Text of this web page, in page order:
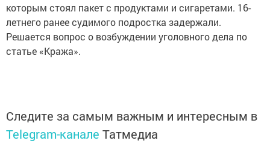
которым стоял пакет с продуктами и сигаретами. 16-
летнего ранее судимого подростка задержали.
Решается вопрос о возбуждении уголовного дела по
статье «Кража».
Следите за самым важным и интересным в
Telegram-канале Татмедиа